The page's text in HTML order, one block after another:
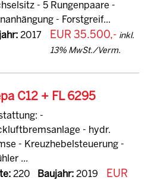
- 5 Rungenpaare -
- Forstgreif...
2017 EUR 35.500,- inkl.
13% MwSt./Verm.
C12 + FL 6295
-
- hydr.
- Kreuzhebelsteuerung -
...
220 Baujahr:2019
EUR